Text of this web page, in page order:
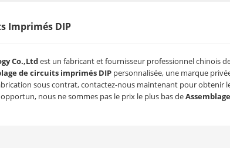
Imprimés DIP
Co.,Ltdest un fabricant et fournisseur professionnel chinois
de circuits imprimés DIPpersonnalisée, une marque
sous contrat, contactez-nous maintenant pour obtenir
nous ne sommes pas le prix le plus bas de